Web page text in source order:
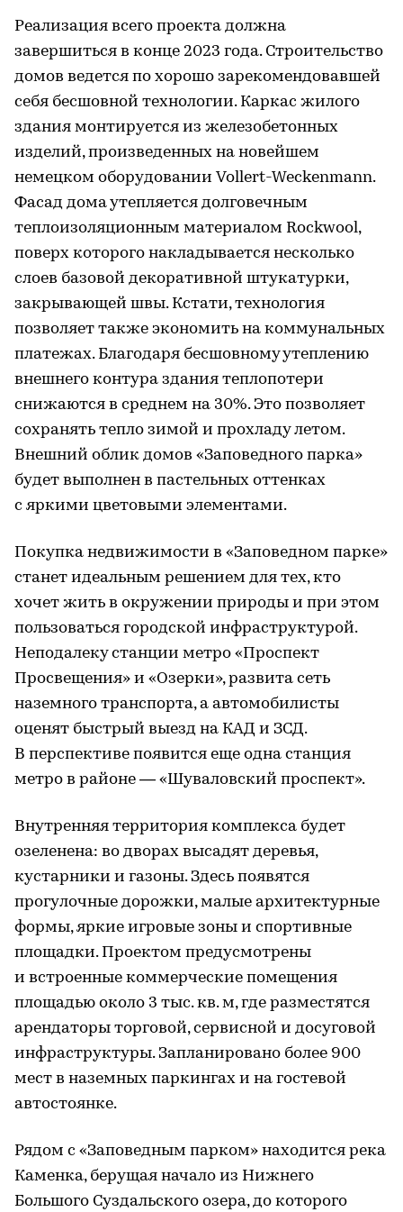
Реализация всего проекта должна
завершиться в конце 2023 года. Строительство
домов ведется по хорошо зарекомендовавшей
себя бесшовной технологии. Каркас жилого
здания монтируется из железобетонных
изделий, произведенных на новейшем
немецком оборудовании Vollert-Weckenmann.
Фасад дома утепляется долговечным
теплоизоляционным материалом Rockwool,
поверх которого накладывается несколько
слоев базовой декоративной штукатурки,
закрывающей швы. Кстати, технология
позволяет также экономить на коммунальных
платежах. Благодаря бесшовному утеплению
внешнего контура здания теплопотери
снижаются в среднем на 30%. Это позволяет
сохранять тепло зимой и прохладу летом.
Внешний облик домов «Заповедного парка»
будет выполнен в пастельных оттенках
с яркими цветовыми элементами.
Покупка недвижимости в «Заповедном парке»
станет идеальным решением для тех, кто
хочет жить в окружении природы и при этом
пользоваться городской инфраструктурой.
Неподалеку станции метро «Проспект
Просвещения» и «Озерки», развита сеть
наземного транспорта, а автомобилисты
оценят быстрый выезд на КАД и ЗСД.
В перспективе появится еще одна станция
метро в районе — «Шуваловский проспект».
Внутренняя территория комплекса будет
озеленена: во дворах высадят деревья,
кустарники и газоны. Здесь появятся
прогулочные дорожки, малые архитектурные
формы, яркие игровые зоны и спортивные
площадки. Проектом предусмотрены
и встроенные коммерческие помещения
площадью около 3 тыс. кв. м, где разместятся
арендаторы торговой, сервисной и досуговой
инфраструктуры. Запланировано более 900
мест в наземных паркингах и на гостевой
автостоянке.
Рядом с «Заповедным парком» находится река
Каменка, берущая начало из Нижнего
Большого Суздальского озера, до которого